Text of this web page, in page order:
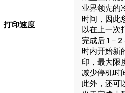
打印速度
业界领先的
时间，因此
以在上一次
完成后 1－2
时内开始新
印，最大限
减少停机时
此外，还可